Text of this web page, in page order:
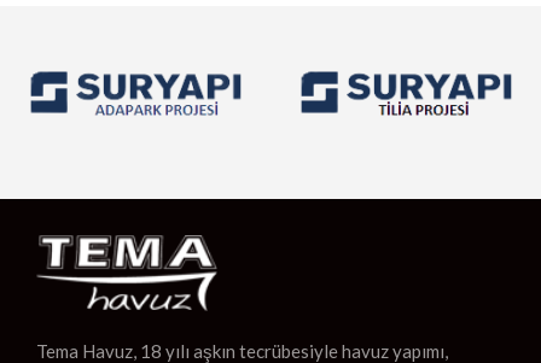
Tema Havuz, 18 yılı aşkın tecrübesiyle havuz yapımı,